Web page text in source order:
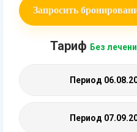
Запросить
Тариф Без
Период
Период